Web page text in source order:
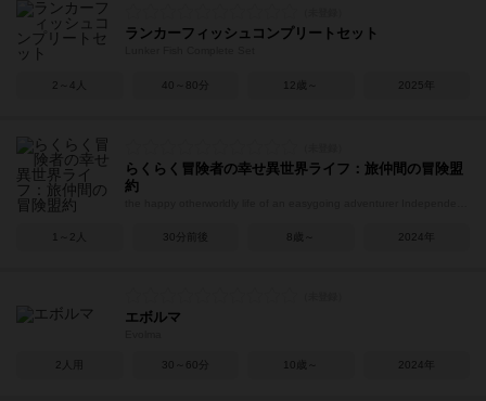
ランカーフィッシュコンプリートセット
2～4人 40～80分 12歳～ 2025年
らくらく冒険者の幸せ異世界ライフ：旅仲間の冒険盟
約
1～2人 30分前後 8歳～ 2024年
エボルマ
2人用 30～60分 10歳～ 2024年